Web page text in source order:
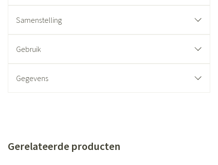
Samenstelling
Gebruik
Gegevens
Gerelateerde producten